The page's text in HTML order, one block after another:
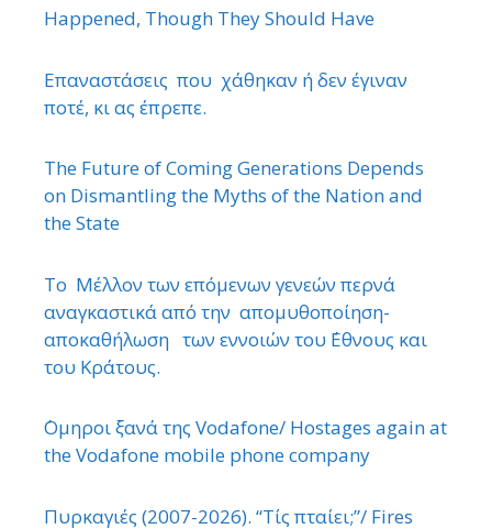
Happened, Though They Should Have
Επαναστάσεις που χάθηκαν ή δεν έγιναν
ποτέ, κι ας έπρεπε.
The Future of Coming Generations Depends
on Dismantling the Myths of the Nation and
the State
Το Μέλλον των επόμενων γενεών περνά
αναγκαστικά από την απομυθοποίηση-
αποκαθήλωση των εννοιών του ΄Εθνους και
του Κράτους.
΄Ομηροι ξανά της Vodafone/ Hostages again at
the Vodafone mobile phone company
Πυρκαγιές (2007-2026). “Τίς πταίει;”/ Fires